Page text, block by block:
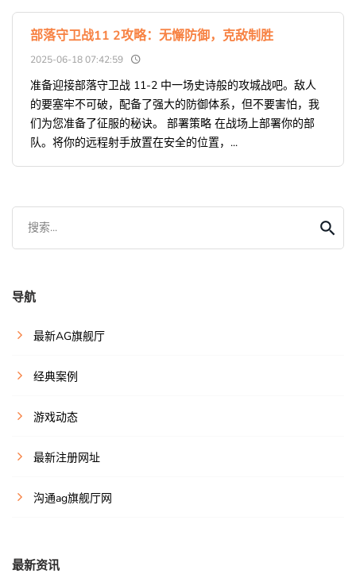
部落守卫战11 2攻略：无懈防御，克敌制胜
2025-06-18 07:42:59
准备迎接部落守卫战 11-2 中一场史诗般的攻城战吧。敌人
的要塞牢不可破，配备了强大的防御体系，但不要害怕，我
们为您准备了征服的秘诀。 部署策略 在战场上部署你的部
队。将你的远程射手放置在安全的位置，...
搜索...
导航
最新AG旗舰厅
经典案例
游戏动态
最新注册网址
沟通ag旗舰厅网
最新资讯